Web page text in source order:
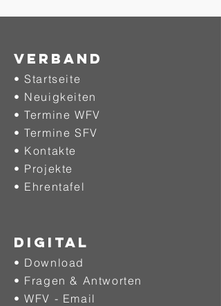
Verband
• Startseite
• Neuigkeiten
• Termine WFV
• Termine SFV
• Kontakte
• Projekte
• Ehrentafel
DIGITAL
• Download
• Fragen & Antworten
• WFV - Email